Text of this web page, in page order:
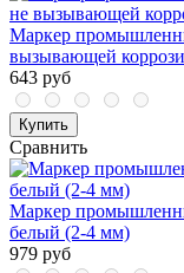
Маркер
вызывающей
643 руб
Купить
Сравнить
Маркер
белый (2-4 мм)
979 руб